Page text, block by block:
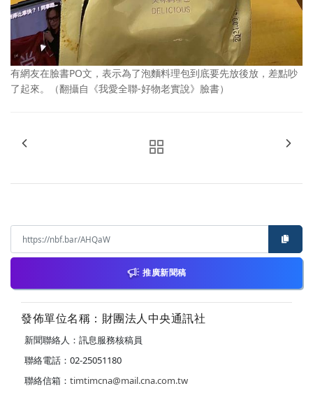
有網友在臉書PO文，表示為了泡麵料理包到底要先放後放，差點吵
了起來。（翻攝自《我愛全聯-好物老實說》臉書）
推廣新聞稿
發佈單位名稱：財團法人中央通訊社
新聞聯絡人：訊息服務核稿員
聯絡電話：02-25051180
聯絡信箱： timtimcna@mail.cna.com.tw